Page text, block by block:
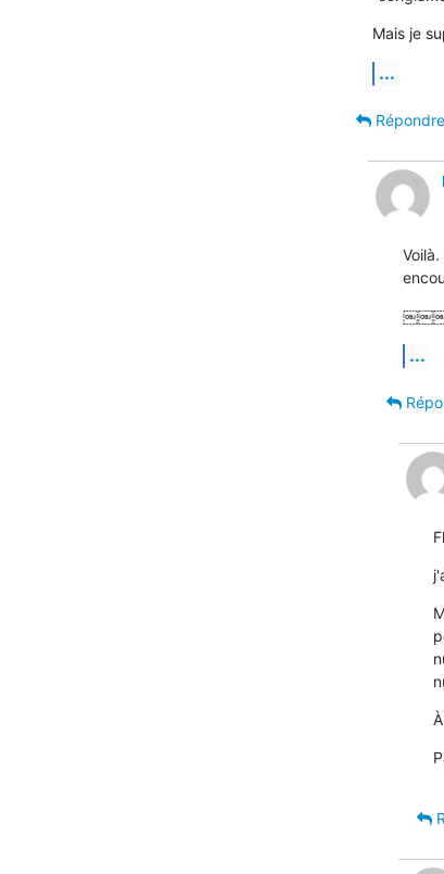
Mais je
...
Répondre
...